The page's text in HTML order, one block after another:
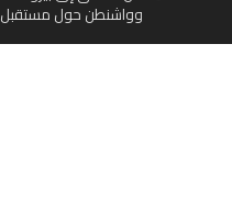
وواشنطن حول مستقبل
اليسار اللبناني